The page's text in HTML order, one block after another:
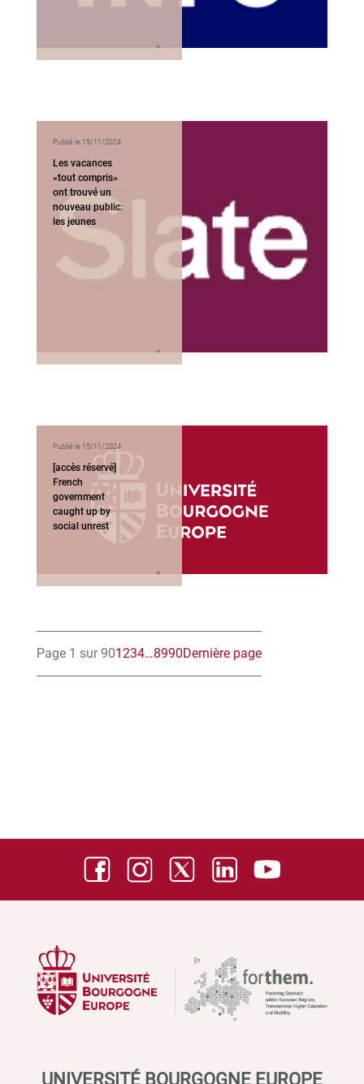
Publié le 15/11/2024
Les vacances
«tout compris»
ont trouvé un
nouveau public:
les jeunes
Publié le 15/11/2024
[accès réservé]
French
government
caught up by
social unrest
Page 1 sur 901234…8990Dernière page
UNIVERSITÉ BOURGOGNE EUROPE